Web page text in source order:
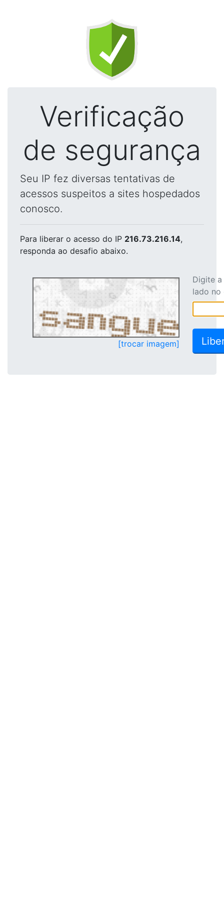
Verificação
de segurança
Seu IP fez diversas tentativas de
acessos suspeitos a sites hospedados
conosco.
Para liberar o acesso do IP 216.73.216.14,
responda ao desafio abaixo.
[trocar imagem]
Digite
lado no